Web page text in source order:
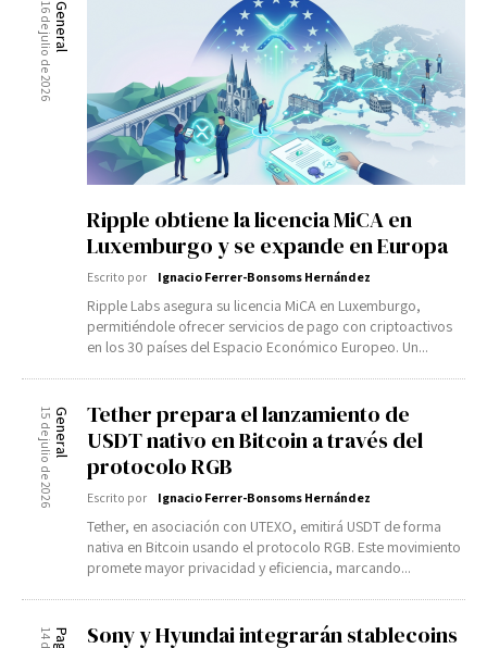
General
16 de julio de 2026
Ripple obtiene la licencia MiCA en
Luxemburgo y se expande en Europa
Escrito por Ignacio Ferrer-Bonsoms Hernández
Ripple Labs asegura su licencia MiCA en Luxemburgo,
permitiéndole ofrecer servicios de pago con criptoactivos
en los 30 países del Espacio Económico Europeo. Un...
General
15 de julio de 2026
Tether prepara el lanzamiento de
USDT nativo en Bitcoin a través del
protocolo RGB
Escrito por Ignacio Ferrer-Bonsoms Hernández
Tether, en asociación con UTEXO, emitirá USDT de forma
nativa en Bitcoin usando el protocolo RGB. Este movimiento
promete mayor privacidad y eficiencia, marcando...
Sony y Hyundai integrarán stablecoins